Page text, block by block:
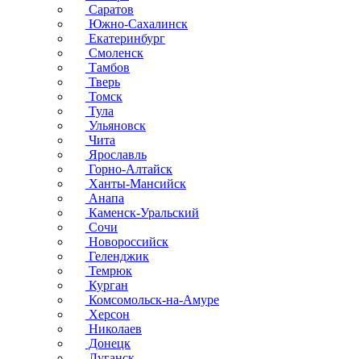
Саратов
Южно-Сахалинск
Екатеринбург
Смоленск
Тамбов
Тверь
Томск
Тула
Ульяновск
Чита
Ярославль
Горно-Алтайск
Ханты-Мансийск
Анапа
Каменск-Уральский
Сочи
Новороссийск
Геленджик
Темрюк
Курган
Комсомольск-на-Амуре
Херсон
Николаев
Донецк